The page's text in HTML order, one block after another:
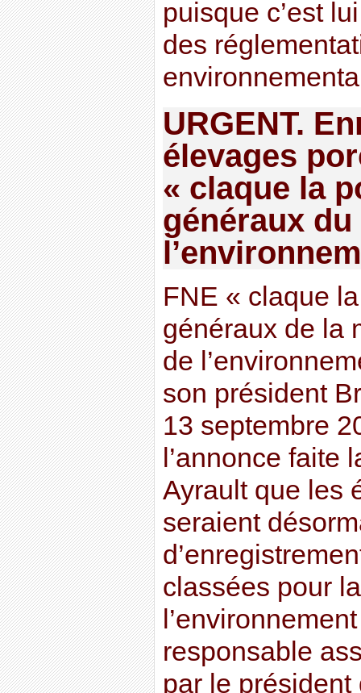
puisque c’est
des
URGENT.
élevages
« claque la
généraux
FNE « claque
généraux de la
de
son président
13 septembre
l’annonce faite
Ayrault que les
seraient
classées pour
responsable
par le